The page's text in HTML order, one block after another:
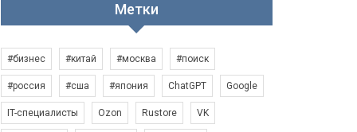
Метки
#бизнес #китай #москва #поиск
#россия #сша #япония ChatGPT Google
IT-специалисты Ozon Rustore VK